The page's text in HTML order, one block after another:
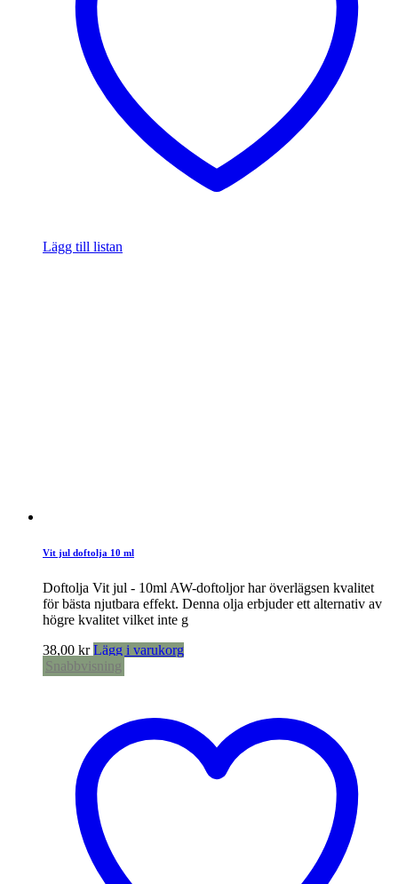
Lägg till listan
Vit jul doftolja 10 ml
Doftolja Vit jul - 10ml AW-doftoljor har överlägsen kvalitet
för bästa njutbara effekt. Denna olja erbjuder ett alternativ av
högre kvalitet vilket inte g
38,00 kr Lägg i varukorg
Snabbvisning